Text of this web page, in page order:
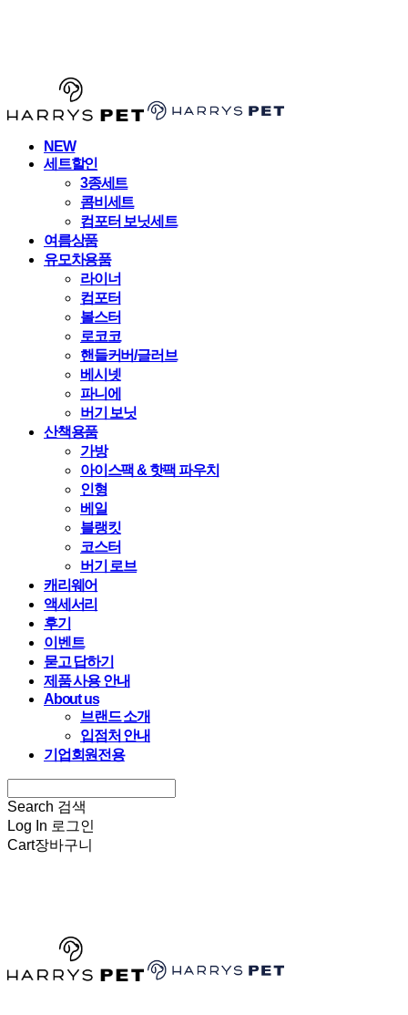
NEW
세트할인
3종세트
콤비세트
컴포터 보닛세트
여름상품
유모차용품
라이너
컴포터
볼스터
로코코
핸들커버/글러브
베시넷
파니에
버기 보닛
산책용품
가방
아이스팩 & 핫팩 파우치
인형
베일
블랭킷
코스터
버기 로브
캐리웨어
액세서리
후기
이벤트
묻고 답하기
제품 사용 안내
About us
브랜드 소개
입점처 안내
기업회원전용
Search 검색
Log In 로그인
Cart장바구니